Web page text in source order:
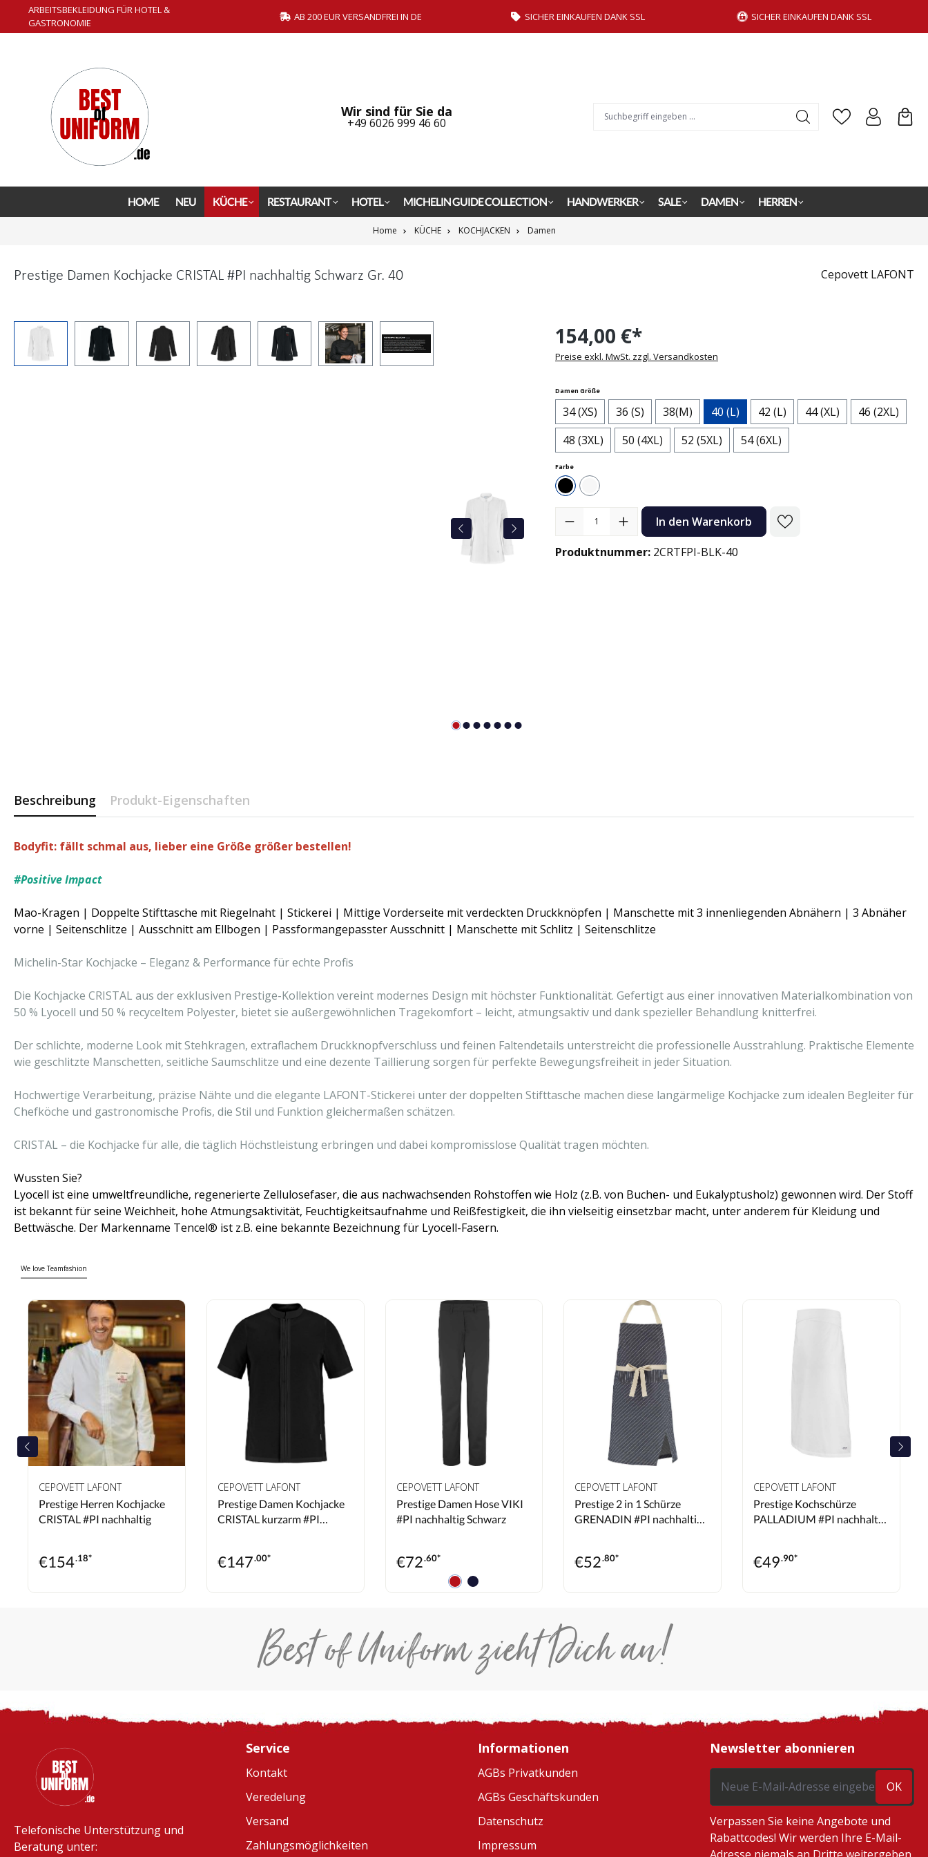
Zur Hauptnavigation springen
ARBEITSBEKLEIDUNG FÜR HOTEL &
GASTRONOMIE
AB 200 EUR VERSANDFREI IN DE SICHER EINKAUFEN DANK SSL SICHER EINKAUFEN DANK SSL
Wir sind für Sie da
+49 6026 999 46 60
HOME NEU KÜCHE RESTAURANT HOTEL MICHELIN GUIDE COLLECTION HANDWERKER SALE DAMEN HERREN
Home KÜCHE KOCHJACKEN Damen
Prestige Damen Kochjacke CRISTAL #PI nachhaltig Schwarz Gr. 40 Cepovett LAFONT
Bildergalerie überspringen 154,00 €*
Preise exkl. MwSt. zzgl. Versandkosten
Damen Größeauswählen
34 (XS) 36 (S) 38(M) 40 (L) 42 (L) 44 (XL)
46 (2XL)
48 (3XL)
50 (4XL) 52 (5XL) 54 (6XL)
Farbeauswählen
Schwarz
Weiß
Produkt Anzahl: Gib den gewünschten Wert ein oder benutze die
In den Warenkorb
Produktnummer: 2CRTFPI-BLK-40
Beschreibung Produkt-Eigenschaften
Bodyfit: fällt schmal aus, lieber eine Größe größer bestellen!
#Positive Impact
Mao-Kragen | Doppelte Stifttasche mit Riegelnaht | Stickerei | Mittige Vorderseite mit verdeckten Druckknöpfen | Manschette mit 3 innenliegenden Abnähern | 3 Abnäher
vorne | Seitenschlitze | Ausschnitt am Ellbogen | Passformangepasster Ausschnitt | Manschette mit Schlitz | Seitenschlitze
Michelin-Star Kochjacke – Eleganz & Performance für echte Profis
Die Kochjacke CRISTAL aus der exklusiven Prestige-Kollektion vereint modernes Design mit höchster Funktionalität. Gefertigt aus einer innovativen Materialkombination von
50 % Lyocell und 50 % recyceltem Polyester, bietet sie außergewöhnlichen Tragekomfort – leicht, atmungsaktiv und dank spezieller Behandlung knitterfrei.
Der schlichte, moderne Look mit Stehkragen, extraflachem Druckknopfverschluss und feinen Faltendetails unterstreicht die professionelle Ausstrahlung. Praktische Elemente
wie geschlitzte Manschetten, seitliche Saumschlitze und eine dezente Taillierung sorgen für perfekte Bewegungsfreiheit in jeder Situation.
Hochwertige Verarbeitung, präzise Nähte und die elegante LAFONT-Stickerei unter der doppelten Stifttasche machen diese langärmelige Kochjacke zum idealen Begleiter für
Chefköche und gastronomische Profis, die Stil und Funktion gleichermaßen schätzen.
CRISTAL – die Kochjacke für alle, die täglich Höchstleistung erbringen und dabei kompromisslose Qualität tragen möchten.
Wussten Sie?
Lyocell ist eine umweltfreundliche, regenerierte Zellulosefaser, die aus nachwachsenden Rohstoffen wie Holz (z.B. von Buchen- und Eukalyptusholz) gewonnen wird. Der Stoff
ist bekannt für seine Weichheit, hohe Atmungsaktivität, Feuchtigkeitsaufnahme und Reißfestigkeit, die ihn vielseitig einsetzbar macht, unter anderem für Kleidung und
Bettwäsche. Der Markenname Tencel® ist z.B. eine bekannte Bezeichnung für Lyocell-Fasern.
We love Teamfashion
CEPOVETT LAFONT
Prestige Herren Kochjacke
CRISTAL #PI nachhaltig
€154.18*
CEPOVETT LAFONT
Prestige Damen Kochjacke
CRISTAL kurzarm #PI
€147.00*
CEPOVETT LAFONT
Prestige Damen Hose VIKI
#PI nachhaltig Schwarz
€72.60*
CEPOVETT LAFONT
Prestige 2 in 1 Schürze
GRENADIN #PI nachhaltig
€52.80*
CEPOVETT LAFONT
Prestige Kochschürze
PALLADIUM #PI nachhaltig
€49.90*
Best of Uniform zieht Dich an!
Telefonische Unterstützung und
Beratung unter:
Service
Kontakt
Veredelung
Versand
Zahlungsmöglichkeiten
Informationen
AGBs Privatkunden
AGBs Geschäftskunden
Datenschutz
Impressum
Newsletter abonnieren
OK
Verpassen Sie keine Angebote und
Rabattcodes! Wir werden Ihre E-Mail-
Adresse niemals an Dritte weitergeben.